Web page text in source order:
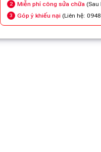
2 Miễn phí công sửa chữa (Sau
3 Góp ý khiếu nại (Liên hệ: